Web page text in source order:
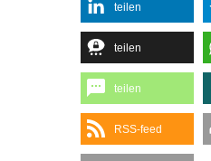
teilen
teilen
teilen
RSS-feed